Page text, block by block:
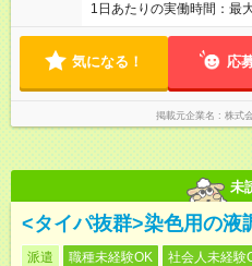
1日あたりの実働時間：最
8:00～16:00 働き方いろい
気になる！ 応
掲載元企業名 株式
未
<タイパ抜群>染色用の液
派遣 職種未経験OK 社会人未経験